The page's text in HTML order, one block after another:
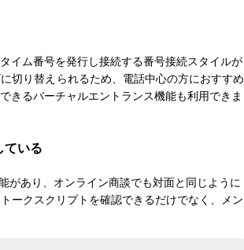
イム番号を発行し接続する番号接続スタイルが
切り替えられるため、電話中心の方におすすめ
きるバーチャルエントランス機能も利用できま
ている
があり、オンライン商談でも対面と同じように
ークスクリプトを確認できるだけでなく、メン